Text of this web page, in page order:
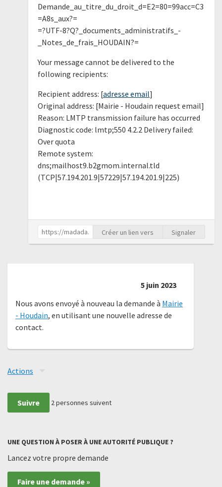
Demande_au_titre_du_droit_d=E2=80=99acc=C3
=A8s_aux?=
=?UTF-8?Q?_documents_administratifs_-
_Notes_de_frais_HOUDAIN?=
Your message cannot be delivered to the
following recipients:
Recipient address: [adresse email]
Original address: [Mairie - Houdain request email]
Reason: LMTP transmission failure has occurred
Diagnostic code: lmtp;550 4.2.2 Delivery failed:
Over quota
Remote system:
dns;mailhost9.b2gmom.internal.tld
(TCP|57.194.201.9|57229|57.194.201.9|225)
Créer un lien vers Signaler
5 juin 2023
Nous avons envoyé à nouveau la demande à Mairie
- Houdain, en utilisant une nouvelle adresse de
contact.
Actions
Suivre 2personnes suivent
UNE QUESTION À POSER À UNE AUTORITÉ PUBLIQUE ?
Lancez votre propre demande
Faire une demande »